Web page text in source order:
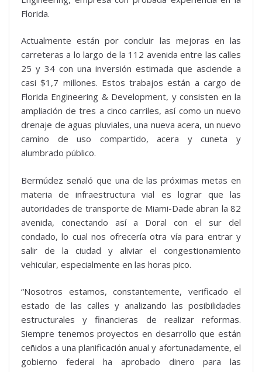
Florida.
Actualmente están por concluir las mejoras en las
carreteras a lo largo de la 112 avenida entre las calles
25 y 34 con una inversión estimada que asciende a
casi $1,7 millones. Estos trabajos están a cargo de
Florida Engineering & Development, y consisten en la
ampliación de tres a cinco carriles, así como un nuevo
drenaje de aguas pluviales, una nueva acera, un nuevo
camino de uso compartido, acera y cuneta y
alumbrado público.
Bermúdez señaló que una de las próximas metas en
materia de infraestructura vial es lograr que las
autoridades de transporte de Miami-Dade abran la 82
avenida, conectando así a Doral con el sur del
condado, lo cual nos ofrecería otra vía para entrar y
salir de la ciudad y aliviar el congestionamiento
vehicular, especialmente en las horas pico.
“Nosotros estamos, constantemente, verificado el
estado de las calles y analizando las posibilidades
estructurales y financieras de realizar reformas.
Siempre tenemos proyectos en desarrollo que están
ceñidos a una planificación anual y afortunadamente, el
gobierno federal ha aprobado dinero para las